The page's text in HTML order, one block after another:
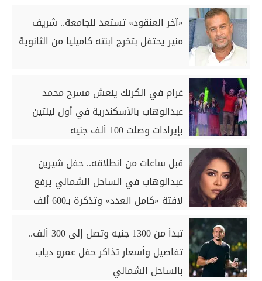
«آخر العنقود» تستعد للجامعة.. شريف
منير يحتفل بتخرج ابنته كاميليا من الثانوية
غرام في الكرنك ينعش مسرح محمد
عبدالوهاب بالأسكندرية في أول ليلتين
بإيرادات وصلت 100 ألف جنيه
قبل ساعات من انطلاقه.. حفل شيرين
عبدالوهاب في الساحل الشمالي يرفع
لافتة «كامل العدد» وتذكرة بـ600 ألف
تبدأ من 1300 جنيه وتصل إلى 300 ألف..
تفاصيل وأسعار تذاكر حفل عمرو دياب
بالساحل الشمالي